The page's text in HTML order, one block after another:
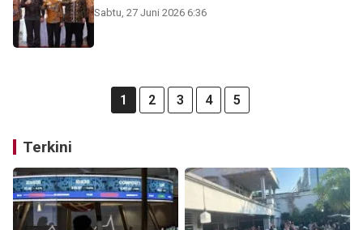
Sabtu, 27 Juni 2026 6:36
1 2 3 4 5
Terkini